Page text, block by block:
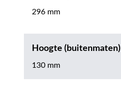
296 mm
Hoogte (buitenmaten)
130 mm